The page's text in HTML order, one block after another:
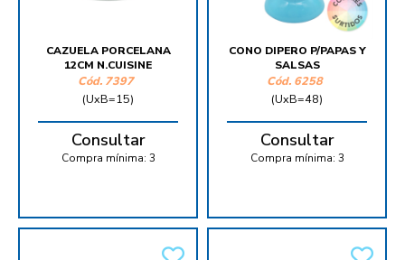
CAZUELA PORCELANA
12CM N.CUISINE
Cód. 7397
(UxB=15)
Consultar
Compra mínima: 3
CONO DIPERO P/PAPAS Y
SALSAS
Cód. 6258
(UxB=48)
Consultar
Compra mínima: 3